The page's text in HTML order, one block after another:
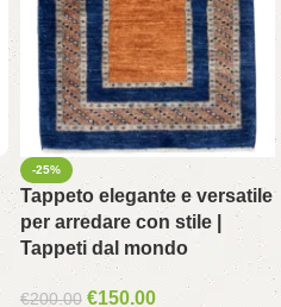
-25%
Tappeto elegante e versatile
per arredare con stile |
Tappeti dal mondo
€200.00 €150.00